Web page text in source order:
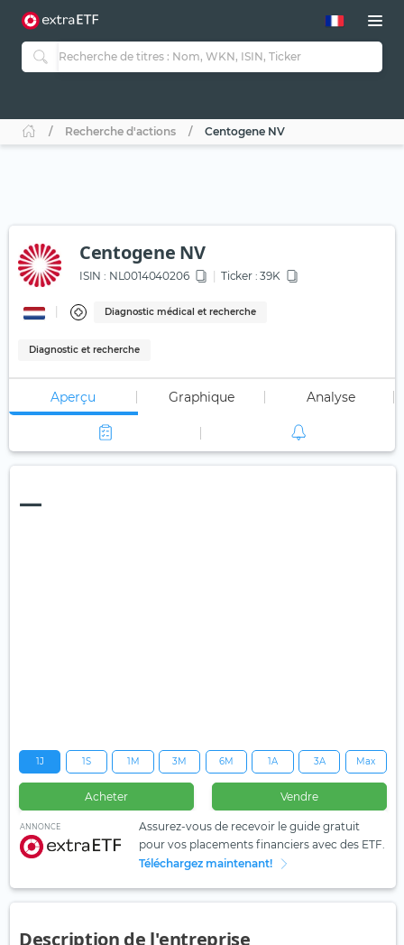
Recherche d'actions Centogene NV
Centogene NV
ISIN : NL0014040206 Ticker : 39K
Diagnostic médical et recherche
Diagnostic et recherche
Aperçu Graphique Analyse
—
1J 1S 1M 3M 6M 1A 3A Max
Acheter Vendre
ANNONCE
Assurez-vous de recevoir le guide gratuit
pour vos placements financiers avec des ETF.
Téléchargez maintenant!
Description de l'entreprise